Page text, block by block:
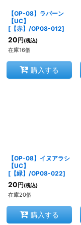
【OP-08】ラパーン
【UC】
[ 【赤】/OP08-012]
20 円 (税込)
在庫16個
購入する
【OP-08】イヌアラシ
【UC】
[ 【緑】/OP08-022]
20 円 (税込)
在庫20個
購入する